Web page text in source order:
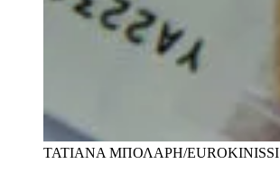
ΤΑΤΙΑΝΑ ΜΠΟΛΑΡΗ/EUROKINISSI